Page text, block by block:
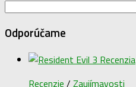
Odporúčame
Recenzie / Zaujímavosti